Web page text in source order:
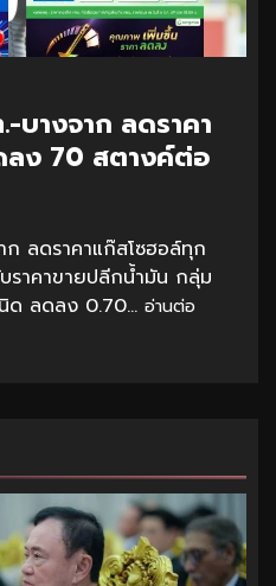
บางจาก ลดราคา
ง 70 สตางค์ต่อ
ก ลดราคาแก๊สโซฮอล์ทุก
าคาขายปลีกน้ำมัน กลุ่ม
ด ลดลง 0.70... อ่านต่อ